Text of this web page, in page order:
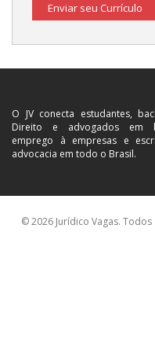
Enviar seu Currículo
O JV conecta estudantes,
Direito e advogados em
emprego à empresas e
advocacia em todo o Brasil.
© 2026 Jurídico Vagas.